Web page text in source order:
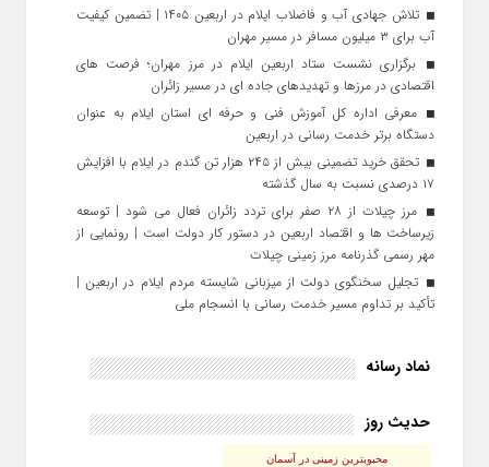
تلاش جهادی آب و فاضلاب ایلام در اربعین ۱۴۰۵ | تضمین کیفیت
آب برای ۳ میلیون مسافر در مسیر مهران
برگزاری نشست ستاد اربعین ایلام در مرز مهران؛ فرصت‌ های
اقتصادی در مرزها و تهدیدهای جاده‌ ای در مسیر زائران
معرفی اداره کل آموزش فنی و حرفه‌ ای استان ایلام به‌ عنوان
دستگاه برتر خدمت‌ رسانی در اربعین
تحقق خرید تضمینی بیش از ۲۴۵ هزار تن گندم در ایلام با افزایش
۱۷ درصدی نسبت به سال گذشته
مرز چیلات از ۲۸ صفر برای تردد زائران فعال می‌ شود | توسعه
زیرساخت‌ ها و اقتصاد اربعین در دستور کار دولت است | رونمایی از
مهر رسمی گذرنامه مرز زمینی چیلات
تجلیل سخنگوی دولت از میزبانی شایسته مردم ایلام در اربعین |
تأکید بر تداوم مسیر خدمت‌ رسانی با انسجام ملی
نماد رسانه
حدیث روز
محبوبترین زمینی در آسمان